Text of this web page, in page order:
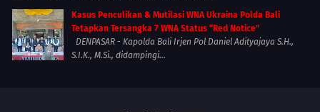
Kasus Penculikan & Mutilasi WNA Ukraina Polda Bali
Tetapkan Tersangka 7 WNA Status “Red Notice”
DENPASAR - Kapolda Bali Irjen Pol Daniel Adityajaya S.H.,
S.I.K., M.Si., didampingi...